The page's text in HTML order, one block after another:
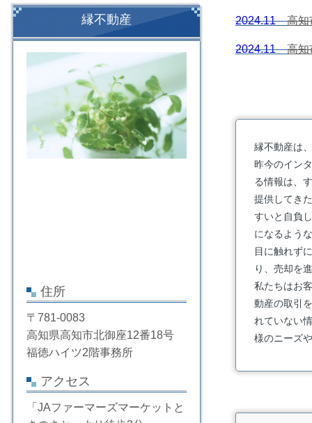
2024.11 高
2024.11 高
縁不動産は
昨今のイン
る情報は、
提供してき
すいと自負
になるよう
目に触れず
り、売却を
私たちはお
動産の取引
れていない
様のニーズ
縁不動産
住所
〒781-0083
高知県高知市北御座12番18号
福徳ハイツ2階事務所
アクセス
「JAファーマーズマーケットと